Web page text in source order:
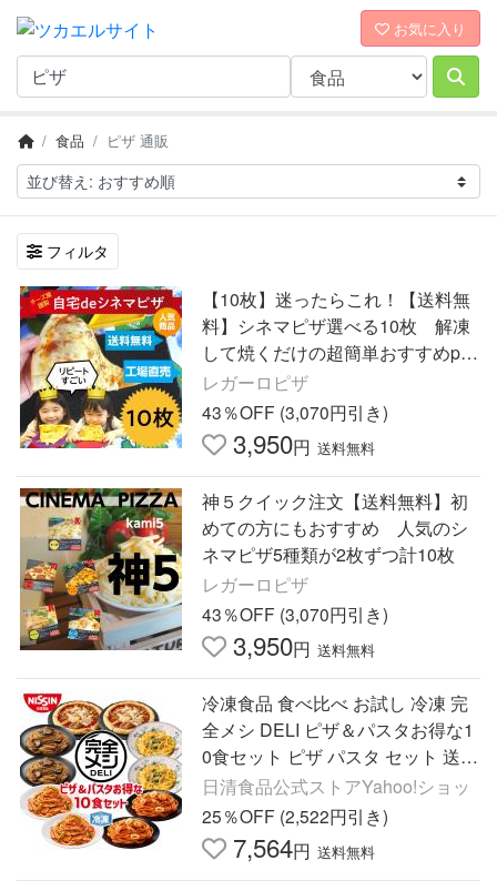
お気に入り
食品 ピザ 通販
フィルタ
【10枚】迷ったらこれ！【送料無
料】シネマピザ選べる10枚 解凍
して焼くだけの超簡単おすすめpiz
za
レガーロピザ
43％OFF (3,070円引き)
3,950円 送料無料
神５クイック注文【送料無料】初
めての方にもおすすめ 人気のシ
ネマピザ5種類が2枚ずつ計10枚
レガーロピザ
43％OFF (3,070円引き)
3,950円 送料無料
冷凍食品 食べ比べ お試し 冷凍 完
全メシ DELI ピザ＆パスタお得な1
0食セット ピザ パスタ セット 送料
無料 夜食 レンチン 冷食 日清 日清
食品 公式
日清食品公式ストアYahoo!ショッ
25％OFF (2,522円引き)
7,564円 送料無料